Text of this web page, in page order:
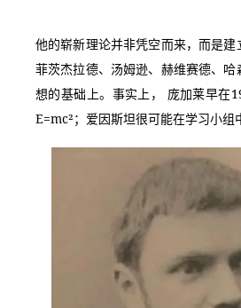
他的崭新理论并非凭空而来，而是建
菲茨杰拉德、汤姆逊、赫维赛德、
想的基础上。事实上， 庞加莱早在
E=mc²；爱因斯坦很可能在学习小组